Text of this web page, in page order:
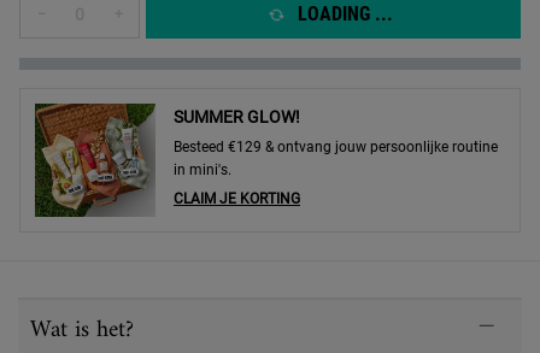
LOADING ...
SUMMER GLOW!
Besteed €129 & ontvang jouw persoonlijke routine
in mini's.
CLAIM JE KORTING
Wat is het?